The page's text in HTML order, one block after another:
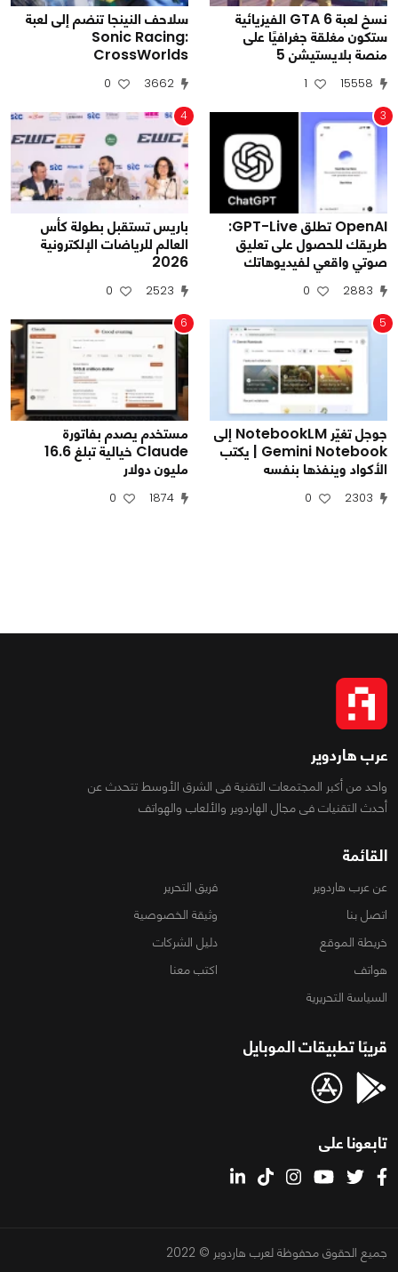
نسخ لعبة GTA 6 الفيزيائية
ستكون مغلقة جغرافيًا على
منصة بلايستيشن 5
15558
1
سلاحف النينجا تنضم إلى لعبة
Sonic Racing:
CrossWorlds
3662
0
3
OpenAI تطلق GPT-Live:
طريقك للحصول على تعليق
صوتي واقعي لفيديوهاتك
2883
0
4
باريس تستقبل بطولة كأس
العالم للرياضات الإلكترونية
2026
2523
0
5
جوجل تغيّر NotebookLM إلى
Gemini Notebook | يكتب
الأكواد وينفذها بنفسه
2303
0
6
مستخدم يصدم بفاتورة
Claude خيالية تبلغ 16.6
مليون دولار
1874
0
عرب هاردوير
واحد من أكبر المجتمعات التقنية فى الشرق الأوسط تتحدث عن
أحدث التقنيات فى مجال الهاردوير والألعاب والهواتف
القائمة
عن عرب هاردوير
فريق التحرير
اتصل بنا
وثيقة الخصوصية
خريطة الموقع
دليل الشركات
هواتف
اكتب معنا
السياسة التحريرية
قريبًا تطبيقات الموبايل
تابعونا على
جميع الحقوق محفوظة لعرب هاردوير © 2022